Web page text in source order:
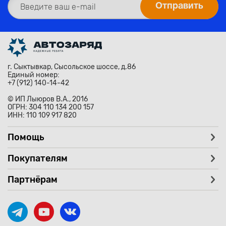
г. Сыктывкар, Сысольское шоссе, д.86
Единый номер:
+7 (912) 140-14-42
© ИП Лыюров В.А., 2016
ОГРН: 304 110 134 200 157
ИНН: 110 109 917 820
Помощь
Покупателям
Партнёрам